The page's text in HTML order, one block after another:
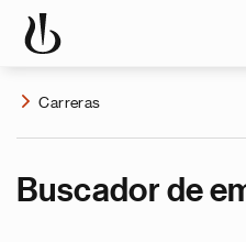
Carreras
Buscador de